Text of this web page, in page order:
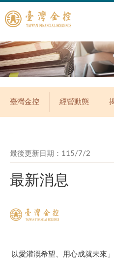
臺灣金控 經營動態
最後更新日期：115/7/2
最新消息
以愛灌溉希望、用心成就未來